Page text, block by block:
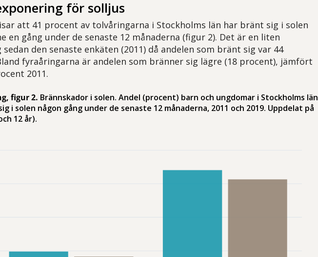
för solljus
att 41 procent av tolvåringarna i Stockholms län har bränt sig i solen
en gång under de senaste 12 månaderna (figur 2). Det är en liten
sedan den senaste enkäten (2011) då andelen som bränt sig var 44
fyraåringarna är andelen som bränner sig lägre (18 procent), jämfört
2011.
figur 2. Brännskador i solen. Andel (procent) barn och ungdomar i Stockholms län
i solen någon gång under de senaste 12 månaderna, 2011 och 2019. Uppdelat på
12 år).